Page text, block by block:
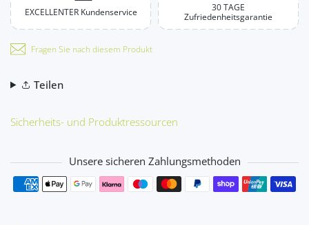
EXCELLENTER Kundenservice
30 TAGE
Zufriedenheitsgarantie
Fragen Sie nach diesem Produkt
Teilen
Sicherheits- und Produktressourcen
Unsere sicheren Zahlungsmethoden
Zahlungsmethoden